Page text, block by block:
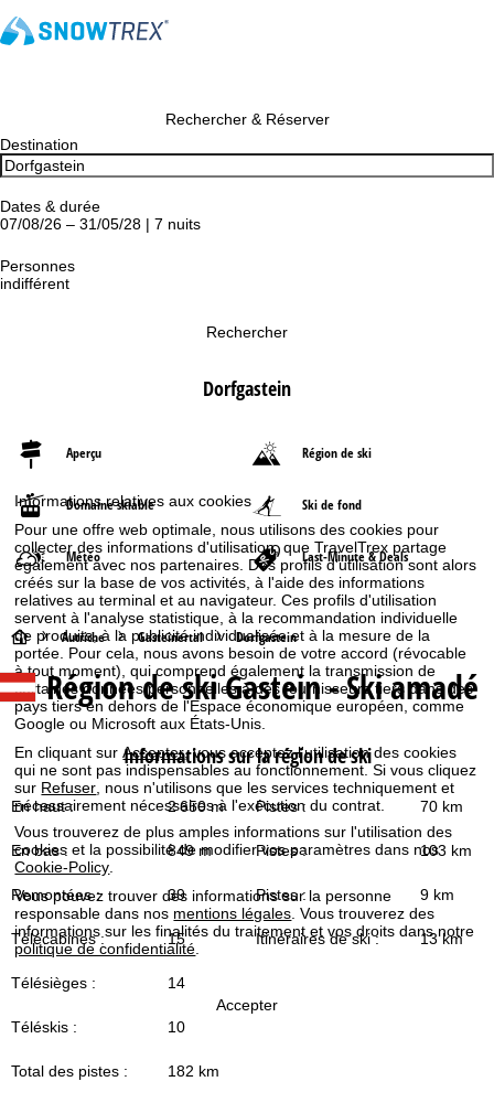
Informations relatives aux cookies
Pour une offre web optimale, nous utilisons des cookies pour
collecter des informations d'utilisation, que TravelTrex partage
également avec nos partenaires. Des profils d'utilisation sont alors
créés sur la base de vos activités, à l'aide des informations
relatives au terminal et au navigateur. Ces profils d'utilisation
servent à l'analyse statistique, à la recommandation individuelle
de produits, à la publicité individualisée et à la mesure de la
portée. Pour cela, nous avons besoin de votre accord (révocable
à tout moment), qui comprend également la transmission de
certaines données personnelles à des fournisseurs tiers dans des
pays tiers en dehors de l'Espace économique européen, comme
Google ou Microsoft aux États-Unis.
En cliquant surAccepter, vous acceptez l'utilisation des cookies
qui ne sont pas indispensables au fonctionnement. Si vous cliquez
sur Refuser , nous n'utilisons que les services techniquement et
nécessairement nécessaires à l'exécution du contrat.
Vous trouverez de plus amples informations sur l'utilisation des
cookies et la possibilité de modifier vos paramètres dans nos
Cookie-Policy
Vous pouvez trouver des informations sur la personne
responsable dans nos mentions légales . Vous trouverez des
informations sur les finalités du traitement et vos droits dans notre
politique de confidentialité
Accepter
Rechercher & Réserver
Destination
Dates & durée
07/08/26 – 31/05/28 | 7 nuits
Personnes
indifférent
Rechercher
Dorfgastein
Aperçu Région de ski
Domaine skiable Ski de fond
Météo Last-Minute & Deals
P
a
g
e
d
'
a
c
Autriche Gasteinertal Dorfgastein
Région de ski Gastein - Ski amadé
Informations sur la région de ski
En haut : 2 650 m Pistes : 70 km
En bas : 849 m Pistes : 103 km
Remontées : 39 Pistes : 9 km
Télécabines : 15 Itinéraires de ski : 13 km
Télésièges : 14
Téléskis : 10
Total des pistes : 182 km